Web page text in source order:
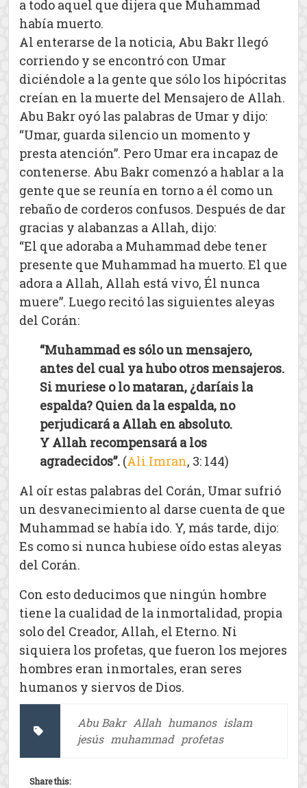
a todo aquel que dijera que Muhammad
había muerto.
Al enterarse de la noticia, Abu Bakr llegó
corriendo y se encontró con Umar
diciéndole a la gente que sólo los hipócritas
creían en la muerte del Mensajero de Allah.
Abu Bakr oyó las palabras de Umar y dijo:
“Umar, guarda silencio un momento y
presta atención”. Pero Umar era incapaz de
contenerse. Abu Bakr comenzó a hablar a la
gente que se reunía en torno a él como un
rebaño de corderos confusos. Después de dar
gracias y alabanzas a Allah, dijo:
“El que adoraba a Muhammad debe tener
presente que Muhammad ha muerto. El que
adora a Allah, Allah está vivo, Él nunca
muere”. Luego recitó las siguientes aleyas
del Corán:
“Muhammad es sólo un mensajero,
antes del cual ya hubo otros mensajeros.
Si muriese o lo mataran, ¿daríais la
espalda? Quien da la espalda, no
perjudicará a Allah en absoluto.
Y Allah recompensará a los
agradecidos”. (Ali Imran, 3: 144)
Al oír estas palabras del Corán, Umar sufrió
un desvanecimiento al darse cuenta de que
Muhammad se había ido. Y, más tarde, dijo:
Es como si nunca hubiese oído estas aleyas
del Corán.
Con esto deducimos que ningún hombre
tiene la cualidad de la inmortalidad, propia
solo del Creador, Allah, el Eterno. Ni
siquiera los profetas, que fueron los mejores
hombres eran inmortales, eran seres
humanos y siervos de Dios.
Abu Bakr Allah humanos islam
jesús muhammad profetas
Share this: